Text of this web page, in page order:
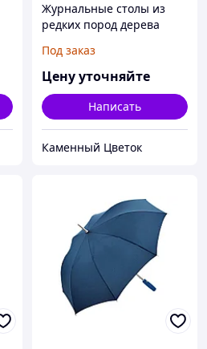
Журнальные столы из
редких пород дерева
экзотичные элементы
интерьера с уникальной
текстурой и дизайном
Под заказ
Цену уточняйте
Написать
Каменный Цветок